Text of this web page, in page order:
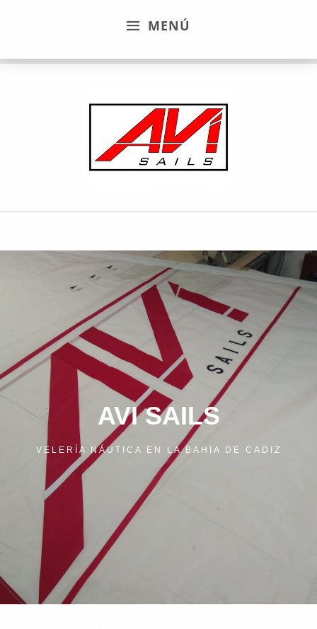
MENÚ
AVI SAILS
VELERÍA NÁUTICA EN LA BAHIA DE CADIZ